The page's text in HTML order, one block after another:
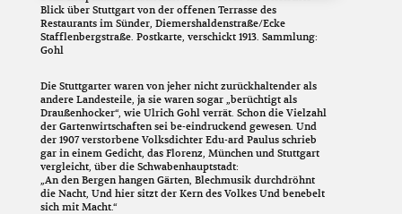
Blick über Stuttgart von der offenen Terrasse des
Restaurants im Sünder, Diemershaldenstraße/Ecke
Stafflenbergstraße. Postkarte, verschickt 1913. Sammlung:
Gohl
Die Stuttgarter waren von jeher nicht zurückhaltender als
andere Landesteile, ja sie waren sogar „berüchtigt als
Draußenhocker“, wie Ulrich Gohl verrät. Schon die Vielzahl
der Gartenwirtschaften sei be-eindruckend gewesen. Und
der 1907 verstorbene Volksdichter Edu-ard Paulus schrieb
gar in einem Gedicht, das Florenz, München und Stuttgart
vergleicht, über die Schwabenhauptstadt:
„An den Bergen hangen Gärten, Blechmusik durchdröhnt
die Nacht, Und hier sitzt der Kern des Volkes Und benebelt
sich mit Macht.“